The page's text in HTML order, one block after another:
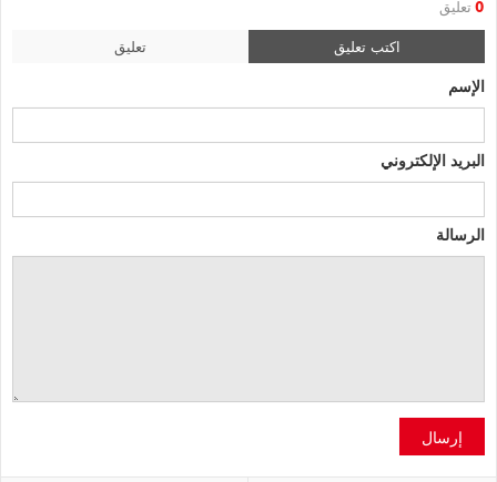
0 تعليق
اكتب تعليق تعليق
الإسم
البريد الإلكتروني
الرسالة
إرسال